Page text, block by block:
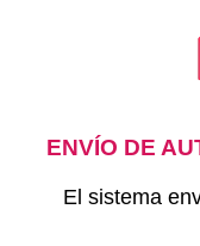
ENVÍO DE
El sistema